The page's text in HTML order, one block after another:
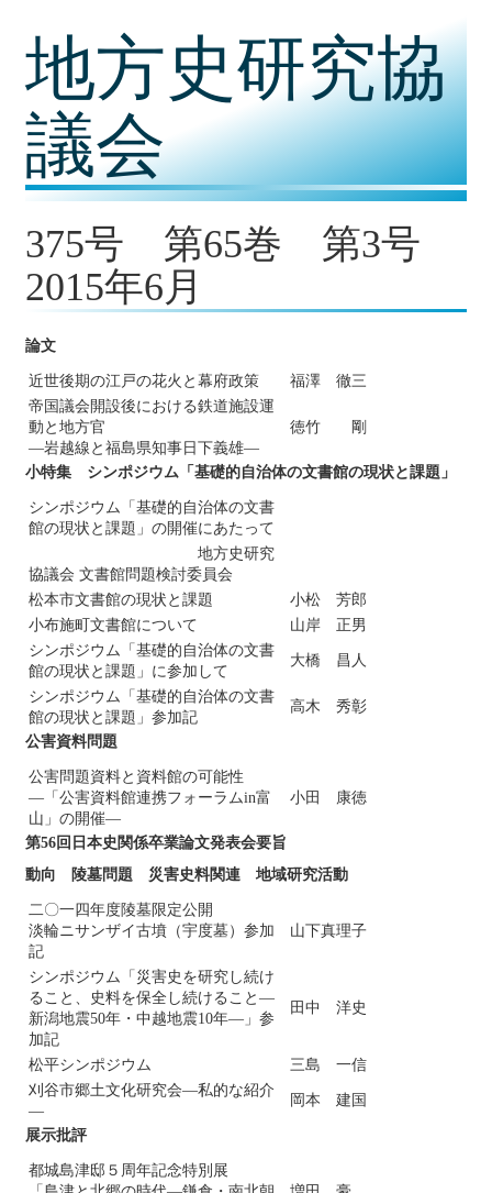
地方史研究協
議会
375号 第65巻 第3号
2015年6月
論文
近世後期の江戸の花火と幕府政策
福澤 徹三
帝国議会開設後における鉄道施設運
動と地方官
―岩越線と福島県知事日下義雄―
徳竹 剛
小特集 シンポジウム「基礎的自治体の文書館の現状と課題」
シンポジウム「基礎的自治体の文書
館の現状と課題」の開催にあたって
地方史研究
協議会 文書館問題検討委員会
松本市文書館の現状と課題
小松 芳郎
小布施町文書館について
山岸 正男
シンポジウム「基礎的自治体の文書
館の現状と課題」に参加して
大橋 昌人
シンポジウム「基礎的自治体の文書
館の現状と課題」参加記
高木 秀彰
公害資料問題
公害問題資料と資料館の可能性
―「公害資料館連携フォーラムin富
山」の開催―
小田 康徳
第56回日本史関係卒業論文発表会要旨
動向 陵墓問題 災害史料関連 地域研究活動
二〇一四年度陵墓限定公開
淡輪ニサンザイ古墳（宇度墓）参加
記
山下真理子
シンポジウム「災害史を研究し続け
ること、史料を保全し続けること―
新潟地震50年・中越地震10年―」参
加記
田中 洋史
松平シンポジウム
三島 一信
刈谷市郷土文化研究会―私的な紹介
―
岡本 建国
展示批評
都城島津邸５周年記念特別展